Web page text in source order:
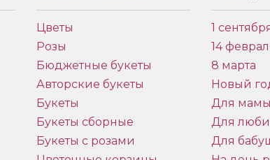
Цветы
Розы
Бюджетные букеты
Авторские букеты
Букеты
Букеты сборные
Букеты с розами
1
14
8 марта
Новый
Для
Для
Для